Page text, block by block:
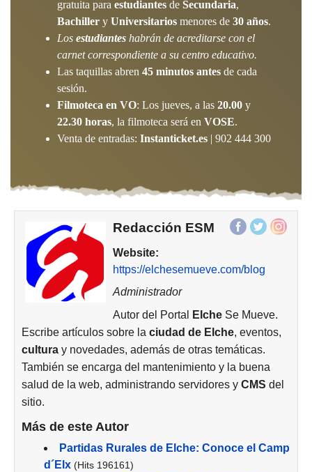
gratuita para estudiantes de Secundaria,
Bachiller y Universitarios menores de 30 años.
Los estudiantes habrán de acreditarse con el
carnet correspondiente a su centro educativo.
Las taquillas abren 45 minutos antes de cada
sesión.
Filmoteca en VO: Los jueves, a las 20.00 y
22.30 horas, la filmoteca será en VOSE.
Venta de entradas: Instanticket.es | 902 444 300
Redacción ESM
Website:
https://elchesemueve.com/blog
Administrador
Autor del Portal
ElcheSe Mueve.
Escribe artículos sobre la ciudad de Elche, eventos,
cultura y novedades, además de otras temáticas.
También se encarga del mantenimiento y la buena
salud de la web, administrando servidores y CMS del
sitio.
Más de este Autor
Partidas Rurales de Elche: Conoce el Camp
d´Elx (Hits 196161)